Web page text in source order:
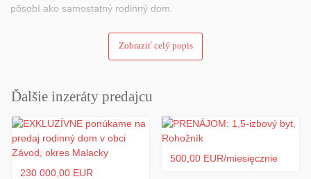
pôsobí ako samostatný rodinný dom.
Nehnuteľnosť sa nachádza v príjemnej obytnej lokalite s výbornou
dostupnosťou do Malaciek a Bratislavy.
• Typ nehnuteľnosti: 3-izbový mezonet v dvojdome
• Podlahová plocha: 86,16 m²
• Pozemok: 218,5 m²
• Rok kolaudácie: 2021
Zobraziť celý popis
Ďalšie inzeráty predajcu
230 000,00 EUR
500,00 EUR/miesięcznie